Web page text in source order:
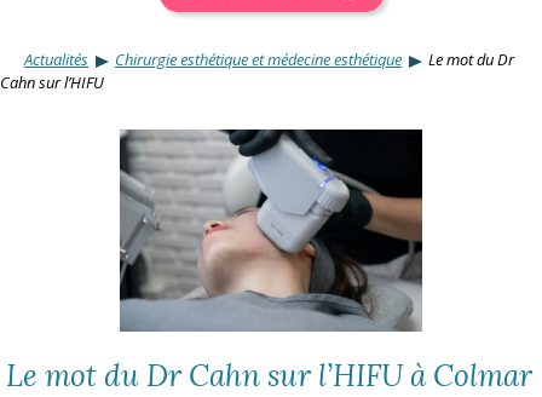
Actualités Chirurgie esthétique et médecine esthétique
Le mot du Dr
Cahn sur l’HIFU
Le mot du Dr Cahn sur l’HIFU à Colmar